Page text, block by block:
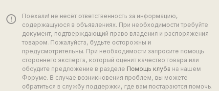
error_outline
Поехали! не несёт ответственность за информацию,
содержащуюся в объявлениях. При необходимости требуйте
документ, подтверждающий право владения и распоряжения
товаром. Пожалуйста, будьте осторожны и
предусмотрительны. При необходимости запросите помощь
стороннего эксперта, который оценит качество товара или
обсудите предложение в разделе Помощь клуба на нашем
Форуме. В случае возникновения проблем, вы можете
обратиться в службу поддержки, где вам постараются помочь.